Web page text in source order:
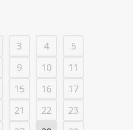
3 4
5
9 10
11
15 16
17
21 22
23